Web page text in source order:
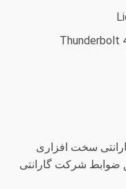
استوک 15 روز گارانتی سخت افزاری
ضوابط شرکت گارانتی